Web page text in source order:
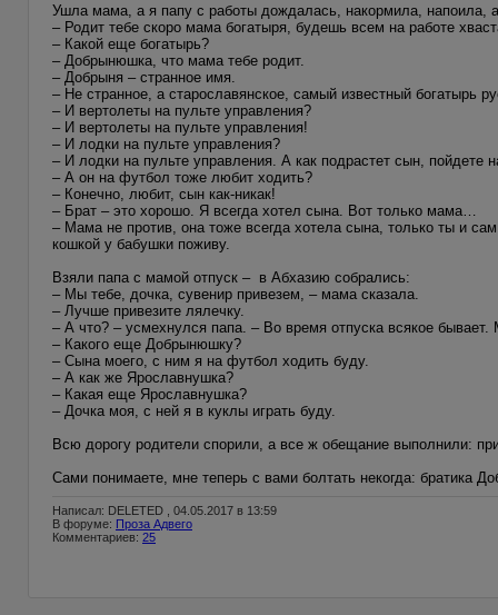
Ушла мама, а я папу с работы дождалась, накормила, напоила,
– Родит тебе скоро мама богатыря, будешь всем на работе
– Какой еще богатырь?
– Добрынюшка, что мама тебе родит.
– Добрыня – странное имя.
– Не странное, а старославянское, самый известный богатырь
– И вертолеты на пульте управления?
– И вертолеты на пульте управления!
– И лодки на пульте управления?
– И лодки на пульте управления. А как подрастет сын, пойдете
– А он на футбол тоже любит ходить?
– Конечно, любит, сын как-никак!
– Брат – это хорошо. Я всегда хотел сына. Вот только мама…
– Мама не против, она тоже всегда хотела сына, только ты и
кошкой у бабушки поживу.
Взяли папа с мамой отпуск – в Абхазию собрались:
– Мы тебе, дочка, сувенир привезем, – мама сказала.
– Лучше привезите лялечку.
– А что? – усмехнулся папа. – Во время отпуска всякое
– Какого еще Добрынюшку?
– Сына моего, с ним я на футбол ходить буду.
– А как же Ярославнушка?
– Какая еще Ярославнушка?
– Дочка моя, с ней я в куклы играть буду.
Всю дорогу родители спорили, а все ж обещание выполнили:
Сами понимаете, мне теперь с вами болтать некогда: братика
Написал: DELETED , 04.05.2017 в 13:59
В форуме: Проза Адвего
Комментариев: 25